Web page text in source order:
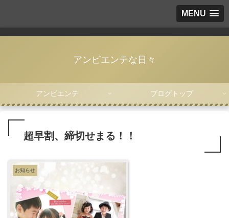
MENU
アンビエンテな日々
アンビエンテ ブログトップ
超早割、締切せまる！！
お知らせ